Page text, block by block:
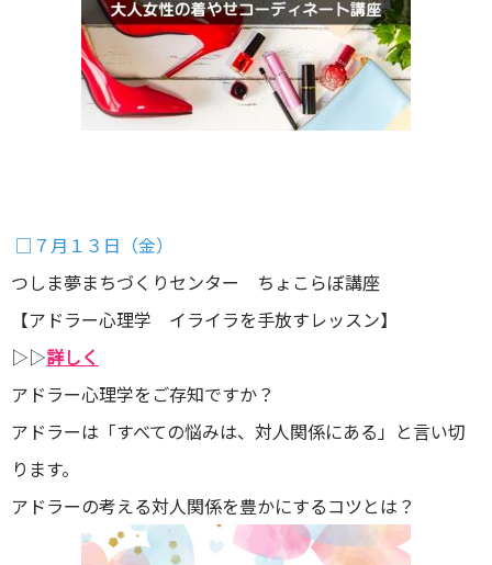
□７月１３日（金）
つしま夢まちづくりセンター ちょこらぼ講座
【アドラー心理学 イライラを手放すレッスン】
▷▷詳しく
アドラー心理学をご存知ですか？
アドラーは「すべての悩みは、対人関係にある」と言い切
ります。
アドラーの考える対人関係を豊かにするコツとは？